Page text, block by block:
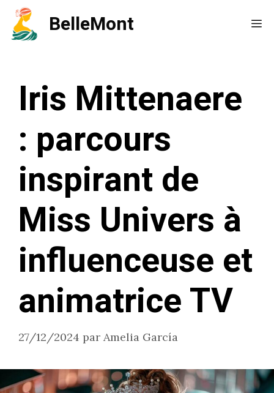
Aller
BelleMont
Iris Mittenaere
: parcours
inspirant de
Miss Univers à
influenceuse et
animatrice TV
27/12/2024 par Amelia García